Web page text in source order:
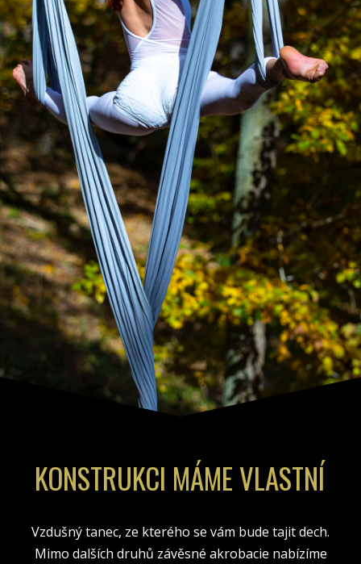
KONSTRUKCI MÁME VLASTNÍ
Vzdušný tanec, ze kterého se vám bude tajit dech.
Mimo dalších druhů závěsné akrobacie nabízíme